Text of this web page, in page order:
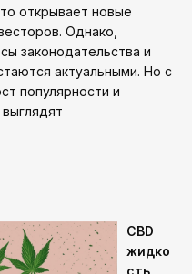
открывает новые
Однако,
законодательства и
актуальными. Но с
популярности и
CBD
жидко
сть